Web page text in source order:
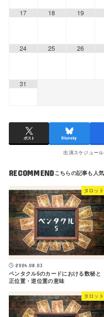
17 18 19
24 25 26
31
ポスト Bluesky
出演スケジュール
RECOMMEND
タロット
2024.08.03
ペンタクル5のカードにおける数秘と
正位置・逆位置の意味
タロット